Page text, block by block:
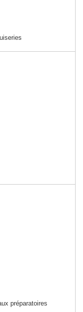
préparatoires